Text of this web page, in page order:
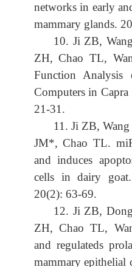
networks in early
mammary glands.
10. Ji ZB,
ZH, Chao TL,
Function
Computers in
21-31.
11. Ji ZB,
JM*, Chao TL.
and induces
cells in dairy
20(2): 63-69.
12. Ji ZB,
ZH, Chao TL,
and regulateds
mammary